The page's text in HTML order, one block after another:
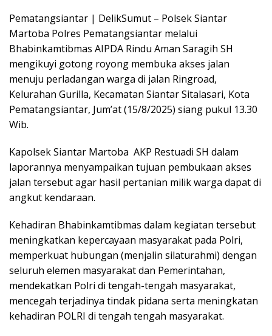
Pematangsiantar | DelikSumut – Polsek Siantar
Martoba Polres Pematangsiantar melalui
Bhabinkamtibmas AIPDA Rindu Aman Saragih SH
mengikuyi gotong royong membuka akses jalan
menuju perladangan warga di jalan Ringroad,
Kelurahan Gurilla, Kecamatan Siantar Sitalasari, Kota
Pematangsiantar, Jum’at (15/8/2025) siang pukul 13.30
Wib.
Kapolsek Siantar Martoba AKP Restuadi SH dalam
laporannya menyampaikan tujuan pembukaan akses
jalan tersebut agar hasil pertanian milik warga dapat di
angkut kendaraan.
Kehadiran Bhabinkamtibmas dalam kegiatan tersebut
meningkatkan kepercayaan masyarakat pada Polri,
memperkuat hubungan (menjalin silaturahmi) dengan
seluruh elemen masyarakat dan Pemerintahan,
mendekatkan Polri di tengah-tengah masyarakat,
mencegah terjadinya tindak pidana serta meningkatan
kehadiran POLRI di tengah tengah masyarakat.